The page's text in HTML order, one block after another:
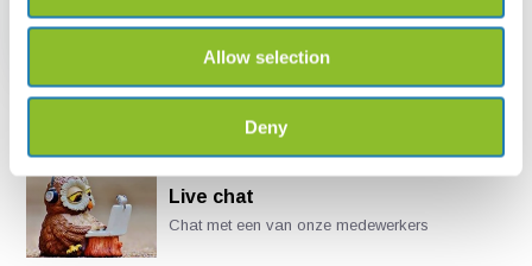
Allow selection
Deny
Temperatuur
Datalogger MX2501
Live chat
Chat met een van onze medewerkers